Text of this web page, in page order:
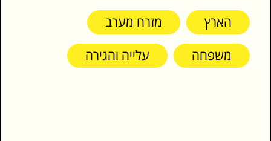
הארץ
מזרח מערב
משפחה
עלייה והגירה